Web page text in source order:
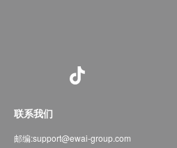
联系我们
邮编:support@ewai-group.com